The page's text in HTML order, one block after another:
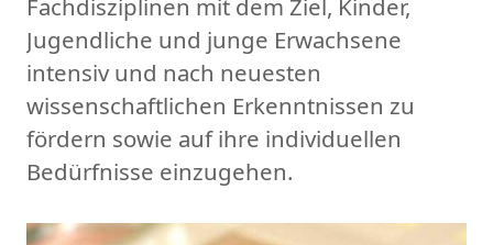
Fachdisziplinen mit dem Ziel, Kinder,
Jugendliche und junge Erwachsene
intensiv und nach neuesten
wissenschaftlichen Erkenntnissen zu
fördern sowie auf ihre individuellen
Bedürfnisse einzugehen.